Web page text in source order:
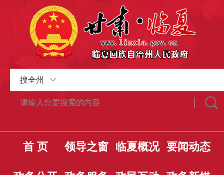
搜全州
首 页 领导之窗 临夏概况 要闻动态